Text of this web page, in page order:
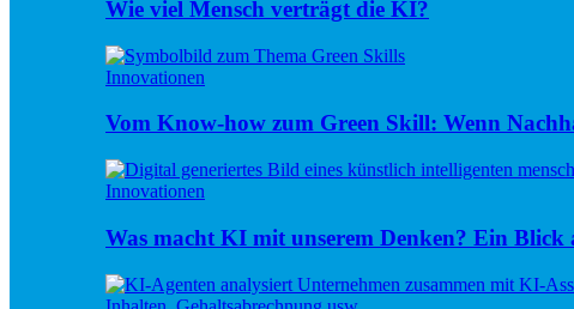
Wie viel Mensch verträgt die KI?
Innovationen
Vom Know-how zum Green Skill: Wenn
Innovationen
Was macht KI mit unserem Denken? Ein